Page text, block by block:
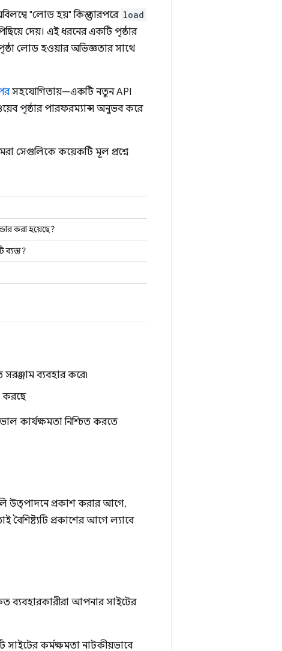
"লোড হয়" কিন্তু তারপরে load
দেয়। এই ধরনের একটি পৃষ্ঠার
লোড হওয়ার অভিজ্ঞতার সাথে
সহযোগিতায়—একটি নতুন API
পৃষ্ঠার পারফরম্যান্স অনুভব করে
সেগুলিকে কয়েকটি মূল প্রশ্নে
করা হয়েছে?
ব্যস্ত?
ব্যবহার করে৷
করছে
কার্যক্ষমতা নিশ্চিত করতে
উত্পাদনে প্রকাশ করার আগে,
বৈশিষ্ট্যটি প্রকাশের আগে ল্যাবে
ব্যবহারকারীরা আপনার সাইটের
সাইটের কর্মক্ষমতা নাটকীয়ভাবে